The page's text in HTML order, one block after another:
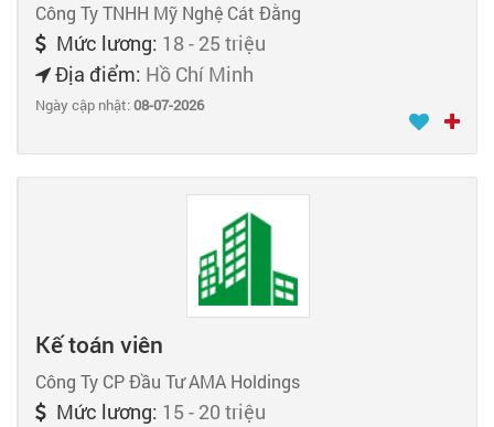
Công Ty TNHH Mỹ Nghệ Cát Đằng
Mức lương: 18 - 25 triệu
Địa điểm: Hồ Chí Minh
Ngày cập nhật:08-07-2026
Kế toán viên
Công Ty CP Đầu Tư AMA Holdings
Mức lương: 15 - 20 triệu